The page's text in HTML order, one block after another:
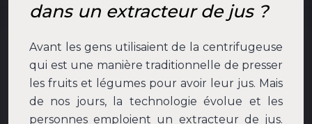
dans un extracteur de jus ?
Avant les gens utilisaient de la centrifugeuse
qui est une manière traditionnelle de presser
les fruits et légumes pour avoir leur jus. Mais
de nos jours, la technologie évolue et les
personnes emploient un extracteur de jus.